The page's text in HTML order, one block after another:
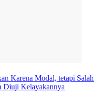
Karena Modal, tetapi Salah
Diuji Kelayakannya